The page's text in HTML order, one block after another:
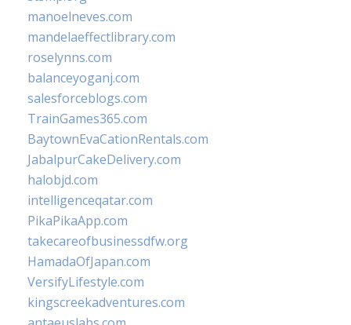
manoelneves.com
mandelaeffectlibrary.com
roselynns.com
balanceyoganj.com
salesforceblogs.com
TrainGames365.com
BaytownEvaCationRentals.com
JabalpurCakeDelivery.com
halobjd.com
intelligenceqatar.com
PikaPikaApp.com
takecareofbusinessdfw.org
HamadaOfJapan.com
VersifyLifestyle.com
kingscreekadventures.com